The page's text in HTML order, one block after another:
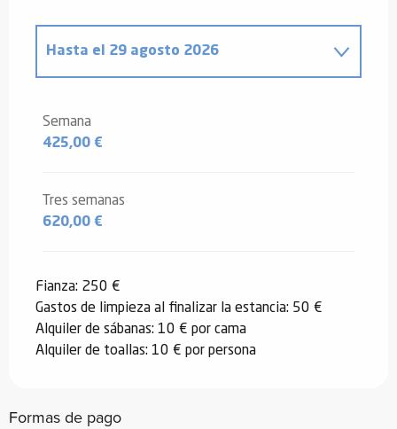
Desde 7 febrero 2026
Desde7 marzo 2026
Hasta el 29 agosto 2026
Semana
425,00 €
Tres semanas
620,00 €
Fianza: 250 €
Gastos de limpieza al finalizar la estancia: 50 €
Alquiler de sábanas: 10 € por cama
Alquiler de toallas: 10 € por persona
Formas de pago